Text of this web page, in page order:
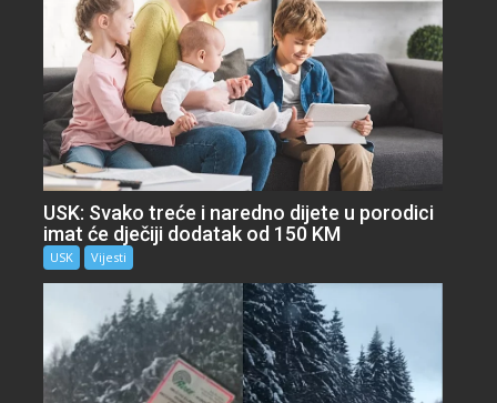
USK: Svako treće i naredno dijete u porodici
imat će dječiji dodatak od 150 KM
USK Vijesti